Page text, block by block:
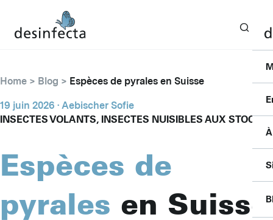
Home Blog Espèces de pyrales en Suisse
19 juin 2026 · Aebischer Sofie
INSECTES VOLANTS, INSECTES NUISIBLES AUX STOCKS
Espèces de
pyrales en Suisse